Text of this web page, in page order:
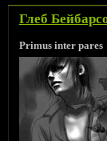
Глеб
Primus inter pares